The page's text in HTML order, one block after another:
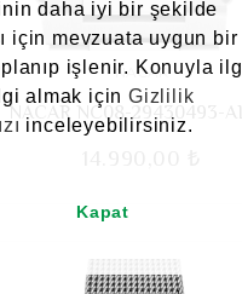
daha iyi bir şekilde
için mevzuata uygun bir
işlenir. Konuyla
almak içinGizlilik
inceleyebilirsiniz.
Kapat
NACAR
NACAR NC08-29430493-